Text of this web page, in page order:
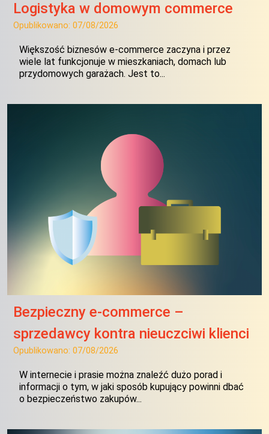
Logistyka w domowym commerce
Opublikowano: 07/08/2026
Większość biznesów e-commerce zaczyna i przez
wiele lat funkcjonuje w mieszkaniach, domach lub
przydomowych garażach. Jest to...
Bezpieczny e-commerce –
sprzedawcy kontra nieuczciwi klienci
Opublikowano: 07/08/2026
W internecie i prasie można znaleźć dużo porad i
informacji o tym, w jaki sposób kupujący powinni dbać
o bezpieczeństwo zakupów...